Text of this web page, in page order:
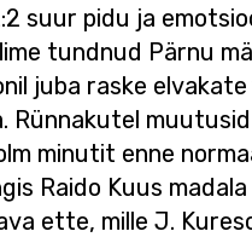
suur pidu ja
tundnud Pärnu
juba raske
Rünnakutel
minutit enne
Raido Kuus madala
ette, mille J.